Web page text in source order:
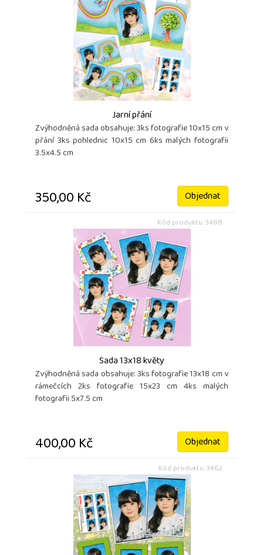
Jarní přání
Zvýhodněná sada obsahuje: 3ks fotografie 10x15 cm v
přání 3ks pohlednic 10x15 cm 6ks malých fotografii
3.5x4.5 cm
350,00 Kč Objednat
Kód produktu: 3488
Sada 13x18 květy
Zvýhodněná sada obsahuje: 3ks fotografie 13x18 cm v
rámečcích 2ks fotografie 15x23 cm 4ks malých
fotografii 5x7.5 cm
400,00 Kč Objednat
Kód produktu: 3462